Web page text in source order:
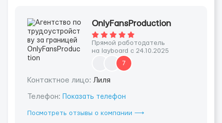
OnlyFansProduction
Прямой работодатель
на layboard с 24.10.2025
7
Контактное лицо: Лиля
Телефон: Показать телефон
Посмотреть отзывы о компании ⟶